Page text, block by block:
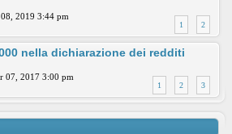
1 2
2019 3:44 pm
nella dichiarazione dei redditi
1 2 3
07, 2017 3:00 pm